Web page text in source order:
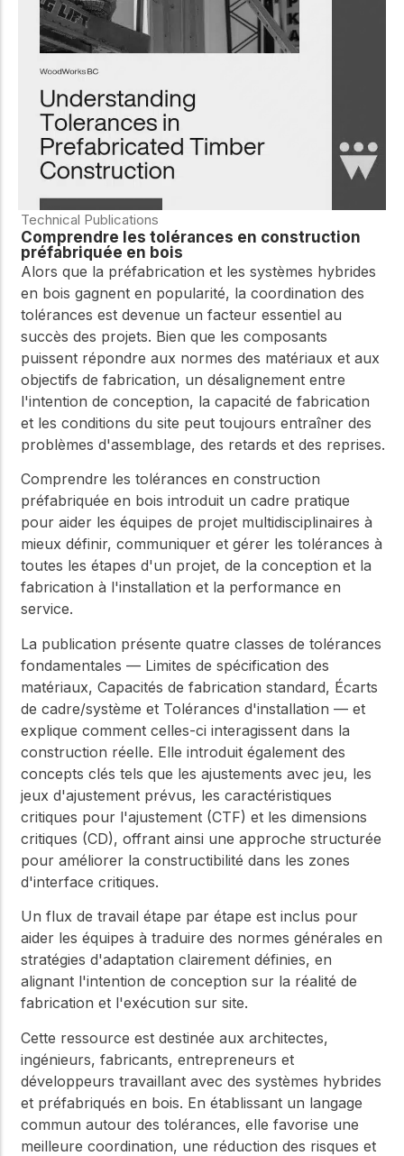
meilleures pratiques.
d'innovation
dans le domaine
du bois
Connectez-vous avec
des professionnels et
l'innovation dans la
construction en bois et
la durabilité.
connectez-vous pour
obtenir du support
technique, des conseils
des ressources pratiques
Technical Publications
Comprendre les tolérances en construction
préfabriquée en bois
Alors que la préfabrication et les systèmes hybrides
en bois gagnent en popularité, la coordination des
tolérances est devenue un facteur essentiel au
succès des projets. Bien que les composants
puissent répondre aux normes des matériaux et aux
objectifs de fabrication, un désalignement entre
l'intention de conception, la capacité de fabrication
et les conditions du site peut toujours entraîner des
problèmes d'assemblage, des retards et des reprises.
Comprendre les tolérances en construction
préfabriquée en bois introduit un cadre pratique
pour aider les équipes de projet multidisciplinaires à
mieux définir, communiquer et gérer les tolérances à
toutes les étapes d'un projet, de la conception et la
fabrication à l'installation et la performance en
service.
La publication présente quatre classes de tolérances
fondamentales — Limites de spécification des
matériaux, Capacités de fabrication standard, Écarts
de cadre/système et Tolérances d'installation — et
explique comment celles-ci interagissent dans la
construction réelle. Elle introduit également des
concepts clés tels que les ajustements avec jeu, les
jeux d'ajustement prévus, les caractéristiques
critiques pour l'ajustement (CTF) et les dimensions
critiques (CD), offrant ainsi une approche structurée
pour améliorer la constructibilité dans les zones
d'interface critiques.
Un flux de travail étape par étape est inclus pour
aider les équipes à traduire des normes générales en
stratégies d'adaptation clairement définies, en
alignant l'intention de conception sur la réalité de
fabrication et l'exécution sur site.
Cette ressource est destinée aux architectes,
ingénieurs, fabricants, entrepreneurs et
développeurs travaillant avec des systèmes hybrides
et préfabriqués en bois. En établissant un langage
commun autour des tolérances, elle favorise une
meilleure coordination, une réduction des risques et